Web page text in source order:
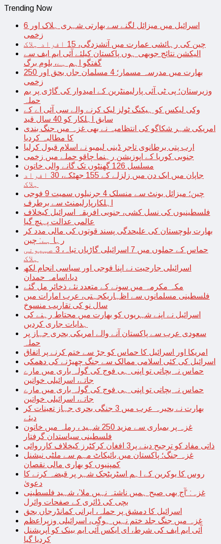
Trending Now
اسرائیل میں میزائل لگنے سے بھارتی شہری ہلاک اور 6
زخمی
چین کی رہائشی عمارت میں آتشزدگی، 15 افراد ہلاک
الیکشن نتائج جوبھی ہوں پاکستان کیلئے آئی ایم ایف سے
گفتگو اہم ہے، بلوم برگ
بھارت میں مدرسہ مسمار؛ 4 مسلمان جاں بحق اور 250
زخمی
وزیرستان؛ پی ٹی آئی پارلیمنٹرین کے امیدوار کی گاڑی پر بم
حملہ
وکی لیکس کو ہیکنگ ٹولز لیک کرنے والے سی آئی اے کے
سابق اہلکار کو 40 سال قید
امریکی شہر شکاگو کی انتظامیہ نے بھی غزہ میں جنگ بندی
کا مطالبہ کردیا
ارب پتی برطانوی تاجر ڈینی لیمبو نے اسلام قبول کرلیا
جنوبی کوریا کے اپوزیشن رہنما چاقو حملے میں زخمی
مسلسل 126 گھنٹوں تک گانے والی خاتون
جاپان میں ایک دن میں زلزلے کے 155 جھٹکے، 30 افراد
ہلاک
چین؛ میزائل یونٹ سے منسلک 4 جرنیلوں سمیت 9 فوجی
اہلکارپارلیمنٹ سے برطرف
فلسطینیوں کی نسل کشی، جنوبی افریقہ اسرائیل کیخلاف
عالمی عدالت پہنچ گیا
بھارت بلوچستان کی علیحدگی پسند قوتوں کی مالی مدد کر
رہا ہے: چین
حماس کے حملوں میں 7 اسرائیلی گاڑیاں تباہ، 3 صہیونی
ہلاک
اسرائیلی جارحیت نے اپنا فوجی اور سیاسی انجام لکھ
دیا،اسامہ حمدان
مکہ مکرمہ میں سونے کے متعدد نئے ذخائر مل گئے
فلسطینی مسلمانوں سے اظہاریکجہتی، عرب امارات میں
سال نو کی تقاریب منسوخ
اسرائیل نے اپنے شہریوں کو بھارت میں محتاط رہنے کی
ہدایات جاری کردیں
سعودی عرب سے پاکستان آنے والے امریکی بحری جہاز پر
حملہ
امریکا اور اسرائیل کا حماس کو جڑ سے ختم کرنے پر اتفاق
اسرائیل کی کئی اسلامی ممالک سے جنگ چھیڑنے کی دھمکی
حماس نہ بچاتی تو اپنی ہی فوج کی گولہ باری میں مارے
جاتے، اسرائیلی خواتین
حماس نہ بچاتی تو اپنی ہی فوج کی گولہ باری میں مارے
جاتے، اسرائیلی خواتین
بھارت نے بحیرہ عرب میں 3 جنگی بحری جہاز تعینات کر
دیئے
غزہ پر بمباری سے مزید 250 شہید ، رملہ میں خاتون
فلسطینی سیاستدان گرفتار
ذاتی مفاد کو ترجیح دینے پر3 افغان کرکٹرز کیخلاف کارروائی
غزہ جنگ؛ پاکستان میں بائیکاٹ مہم سے ملٹی نیشنل
کمپنیوں کو بھاری مالی نقصان
روس کا یوکرین کے اہم اسٹریٹجک شہر پر قبضہ کرنے کا
دعویٰ
غزہ: ‘آج بھی صبح ہمیں ناشتہ نہیں ملا’، شہید فلسطینی
بچی کی ڈائری کے صفحات وائرل
اسرائیل کا دمشق پر حملہ، ایرانی کمانڈرجاں بحق
غزہ میں جنگ جلد ختم نہیں ہوگی، اسرائیلی وزیراعظم
آئی ایم ایف کی شرط، ای ایکس آئی ایم بینک کو آپریشنل
کردیا گیا